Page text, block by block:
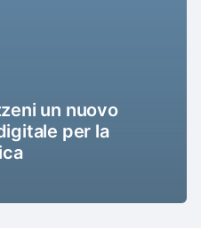
un nuovo
per la